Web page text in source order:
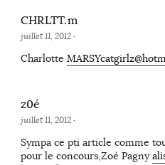
CHRLTT.m
juillet 11, 2012·
Charlotte
z0é
juillet 11, 2012·
Sympa ce pti article comme
pour le concours,Zoé Pagny